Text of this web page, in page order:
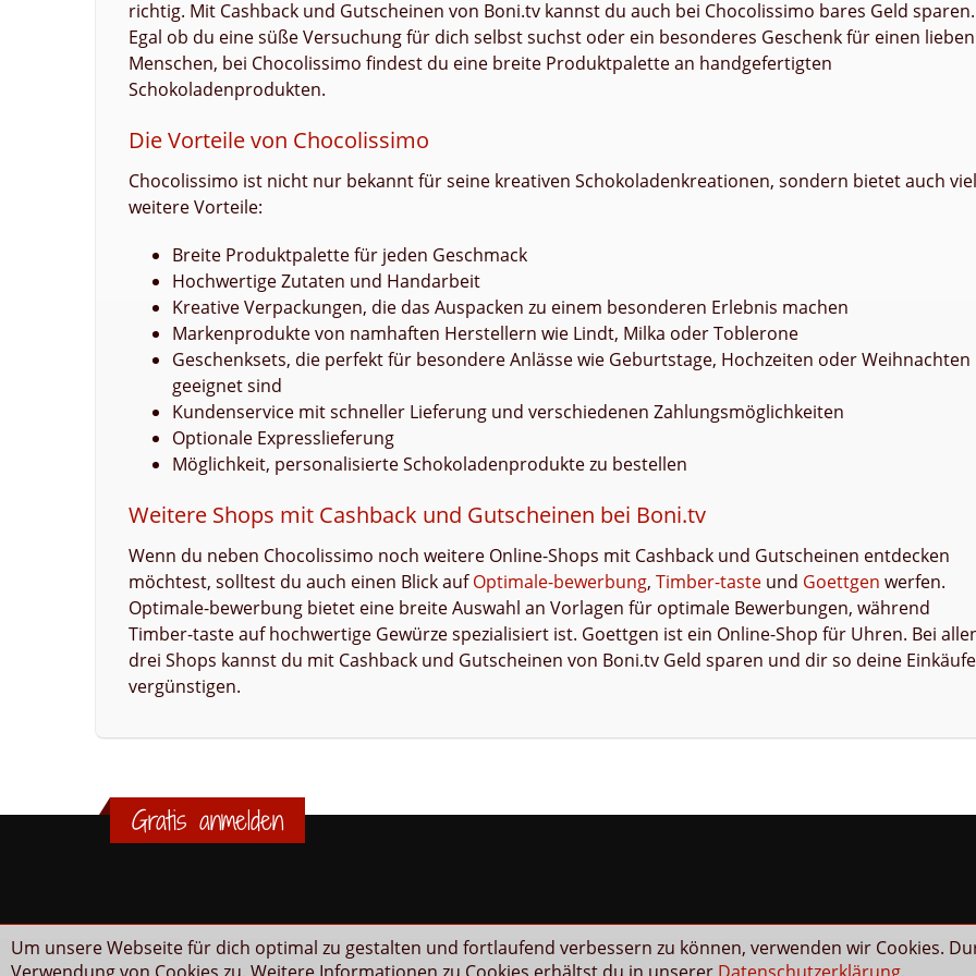
Um unsere Webseite für dich optimal zu gestalten und fortlaufend verbessern zu können, verwenden wir Cookies.
richtig. Mit Cashback und Gutscheinen von Boni.tv kannst du auch bei Chocolissimo bares Geld sparen.
Egal ob du eine süße Versuchung für dich selbst suchst oder ein besonderes Geschenk für einen lieben
Menschen, bei Chocolissimo findest du eine breite Produktpalette an handgefertigten
Schokoladenprodukten.
Die Vorteile von Chocolissimo
Chocolissimo ist nicht nur bekannt für seine kreativen Schokoladenkreationen, sondern bietet auch
weitere Vorteile:
Breite Produktpalette für jeden Geschmack
Hochwertige Zutaten und Handarbeit
Kreative Verpackungen, die das Auspacken zu einem besonderen Erlebnis machen
Markenprodukte von namhaften Herstellern wie Lindt, Milka oder Toblerone
Geschenksets, die perfekt für besondere Anlässe wie Geburtstage, Hochzeiten oder Weihnachten
geeignet sind
Kundenservice mit schneller Lieferung und verschiedenen Zahlungsmöglichkeiten
Optionale Expresslieferung
Möglichkeit, personalisierte Schokoladenprodukte zu bestellen
Weitere Shops mit Cashback und Gutscheinen bei Boni.tv
Wenn du neben Chocolissimo noch weitere Online-Shops mit Cashback und Gutscheinen entdecken
möchtest, solltest du auch einen Blick aufOptimale-bewerbung, Timber-taste und Goettgen werfen.
Optimale-bewerbung bietet eine breite Auswahl an Vorlagen für optimale Bewerbungen, während
Timber-taste auf hochwertige Gewürze spezialisiert ist. Goettgen ist ein Online-Shop für Uhren. Bei
drei Shops kannst du mit Cashback und Gutscheinen von Boni.tv Geld sparen und dir so deine Einkäufe
vergünstigen.
Gratis anmelden